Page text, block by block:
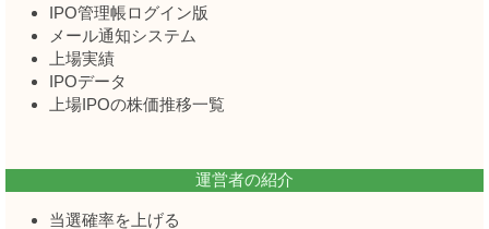
IPO管理帳ログイン版
メール通知システム
上場実績
IPOデータ
上場IPOの株価推移一覧
運営者の紹介
当選確率を上げる